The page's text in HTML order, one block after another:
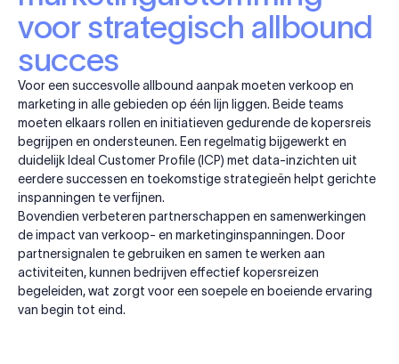
voor strategisch allbound
succes
Voor een succesvolle allbound aanpak moeten verkoop en
marketing in alle gebieden op één lijn liggen. Beide teams
moeten elkaars rollen en initiatieven gedurende de kopersreis
begrijpen en ondersteunen. Een regelmatig bijgewerkt en
duidelijk Ideal Customer Profile (ICP) met data-inzichten uit
eerdere successen en toekomstige strategieën helpt gerichte
inspanningen te verfijnen.
Bovendien verbeteren partnerschappen en samenwerkingen
de impact van verkoop- en marketinginspanningen. Door
partnersignalen te gebruiken en samen te werken aan
activiteiten, kunnen bedrijven effectief kopersreizen
begeleiden, wat zorgt voor een soepele en boeiende ervaring
van begin tot eind.